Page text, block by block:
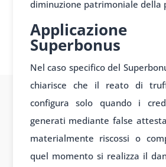
diminuzione patrimoniale della
Superbonus
Nel caso specifico del
chiarisce che il reato di
configura solo quando i
generati mediante false
materialmente riscossi o
quel momento si realizza il